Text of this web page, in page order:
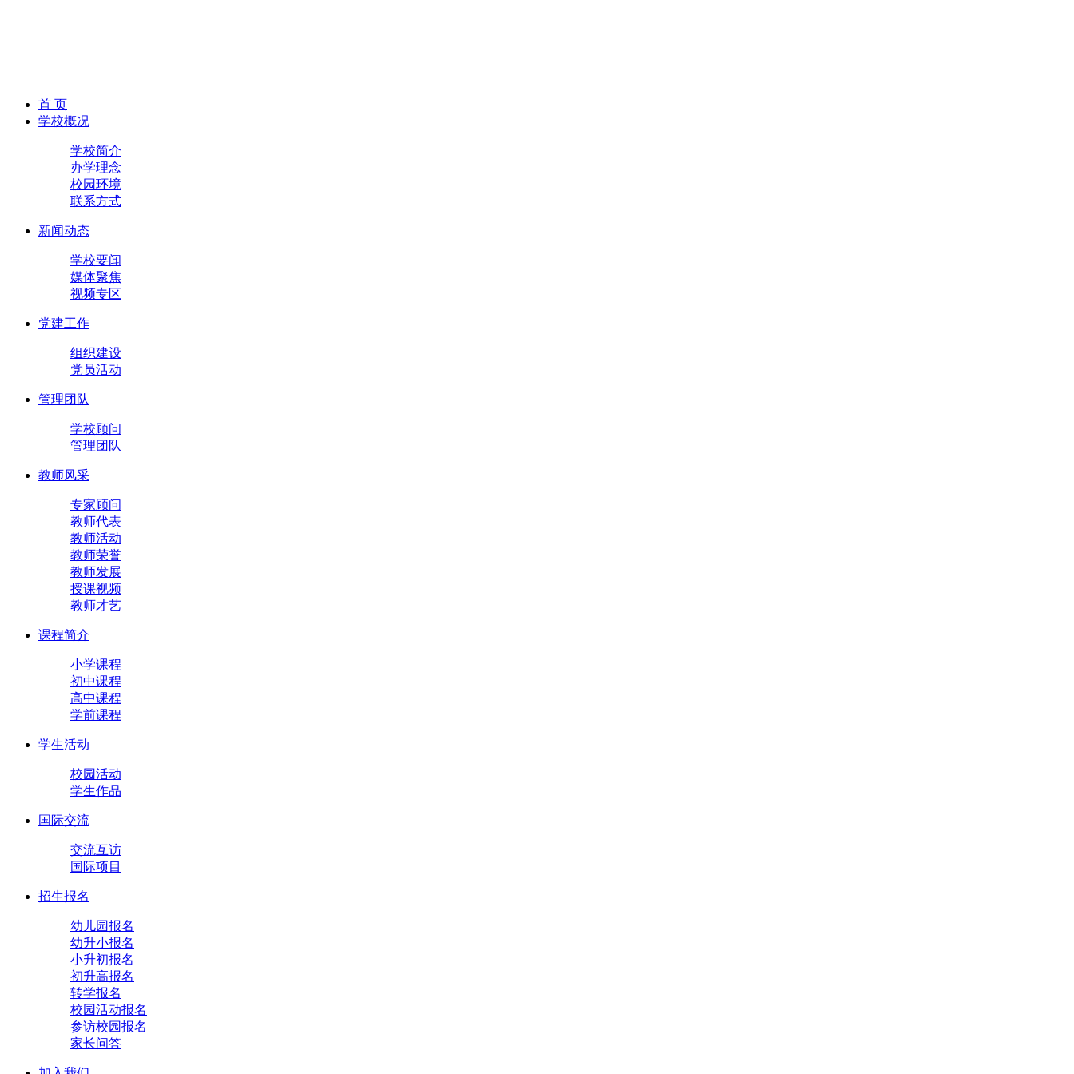
首 页
学校概况
学校简介
办学理念
校园环境
联系方式
新闻动态
学校要闻
媒体聚焦
视频专区
党建工作
组织建设
党员活动
管理团队
学校顾问
管理团队
教师风采
专家顾问
教师代表
教师活动
教师荣誉
教师发展
授课视频
教师才艺
课程简介
小学课程
初中课程
高中课程
学前课程
学生活动
校园活动
学生作品
国际交流
交流互访
国际项目
招生报名
幼儿园报名
幼升小报名
小升初报名
初升高报名
转学报名
校园活动报名
参访校园报名
家长问答